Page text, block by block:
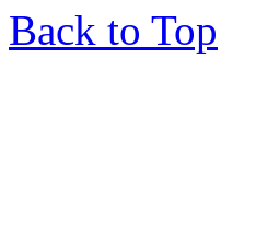
Back to Top